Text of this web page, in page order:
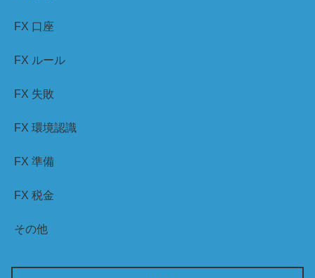
FX 口座
FX ルール
FX 失敗
FX 環境認識
FX 準備
FX 税金
その他